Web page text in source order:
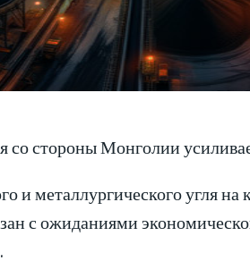
со стороны Монголии
и металлургического угля
с ожиданиями